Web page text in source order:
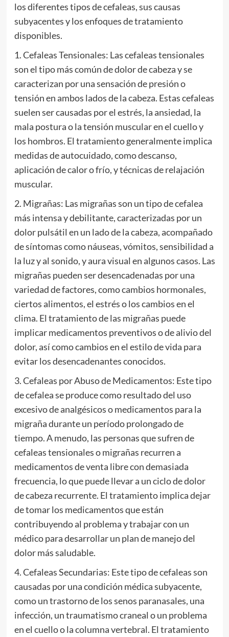
los diferentes tipos de cefaleas, sus causas
subyacentes y los enfoques de tratamiento
disponibles.
1. Cefaleas Tensionales: Las cefaleas tensionales
son el tipo más común de dolor de cabeza y se
caracterizan por una sensación de presión o
tensión en ambos lados de la cabeza. Estas cefaleas
suelen ser causadas por el estrés, la ansiedad, la
mala postura o la tensión muscular en el cuello y
los hombros. El tratamiento generalmente implica
medidas de autocuidado, como descanso,
aplicación de calor o frío, y técnicas de relajación
muscular.
2. Migrañas: Las migrañas son un tipo de cefalea
más intensa y debilitante, caracterizadas por un
dolor pulsátil en un lado de la cabeza, acompañado
de síntomas como náuseas, vómitos, sensibilidad a
la luz y al sonido, y aura visual en algunos casos. Las
migrañas pueden ser desencadenadas por una
variedad de factores, como cambios hormonales,
ciertos alimentos, el estrés o los cambios en el
clima. El tratamiento de las migrañas puede
implicar medicamentos preventivos o de alivio del
dolor, así como cambios en el estilo de vida para
evitar los desencadenantes conocidos.
3. Cefaleas por Abuso de Medicamentos: Este tipo
de cefalea se produce como resultado del uso
excesivo de analgésicos o medicamentos para la
migraña durante un período prolongado de
tiempo. A menudo, las personas que sufren de
cefaleas tensionales o migrañas recurren a
medicamentos de venta libre con demasiada
frecuencia, lo que puede llevar a un ciclo de dolor
de cabeza recurrente. El tratamiento implica dejar
de tomar los medicamentos que están
contribuyendo al problema y trabajar con un
médico para desarrollar un plan de manejo del
dolor más saludable.
4. Cefaleas Secundarias: Este tipo de cefaleas son
causadas por una condición médica subyacente,
como un trastorno de los senos paranasales, una
infección, un traumatismo craneal o un problema
en el cuello o la columna vertebral. El tratamiento